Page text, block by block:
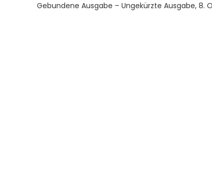
Gebundene Ausgabe – Ungekürzte Ausgabe, 8.